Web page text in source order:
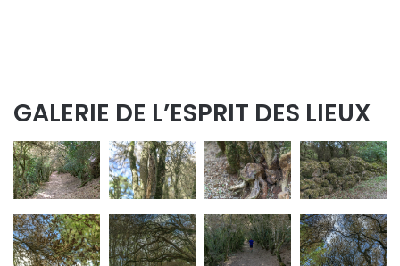
GALERIE DE L’ESPRIT DES LIEUX